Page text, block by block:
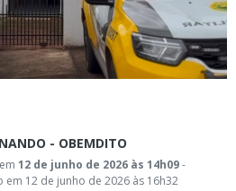
- OBEMDITO
12 de junho de 2026 às 14h09-
em 12 de junho de 2026 às 16h32